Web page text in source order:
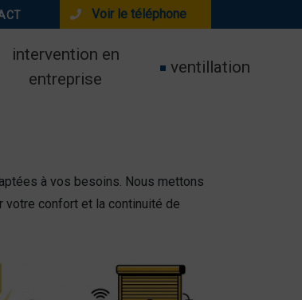
Voir le téléphone
intervention en
entreprise
ventillation
à vos besoins. Nous mettons
votre confort et la continuité de